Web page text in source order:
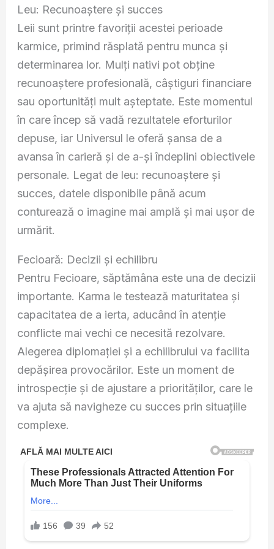
Leu: Recunoaștere și succes
Leii sunt printre favoriții acestei perioade
karmice, primind răsplată pentru munca și
determinarea lor. Mulți nativi pot obține
recunoaștere profesională, câștiguri financiare
sau oportunități mult așteptate. Este momentul
în care încep să vadă rezultatele eforturilor
depuse, iar Universul le oferă șansa de a
avansa în carieră și de a-și îndeplini obiectivele
personale. Legat de leu: recunoaștere și
succes, datele disponibile până acum
conturează o imagine mai amplă și mai ușor de
urmărit.
Fecioară: Decizii și echilibru
Pentru Fecioare, săptămâna este una de decizii
importante. Karma le testează maturitatea și
capacitatea de a ierta, aducând în atenție
conflicte mai vechi ce necesită rezolvare.
Alegerea diplomației și a echilibrului va facilita
depășirea provocărilor. Este un moment de
introspecție și de ajustare a priorităților, care le
va ajuta să navigheze cu succes prin situațiile
complexe.